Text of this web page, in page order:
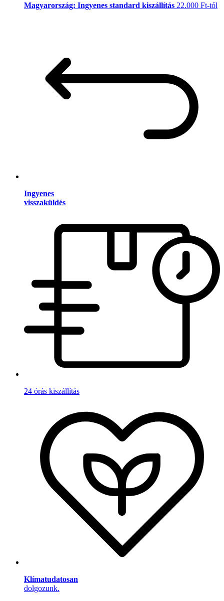
Magyarország: Ingyenes standard kiszállítás 22.000 Ft-tól
Ingyenes
visszaküldés
24 órás kiszállítás
Klímatudatosan
dolgozunk.